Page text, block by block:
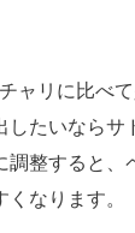
ャリに比べ
したいならサ
調整すると、
なります。